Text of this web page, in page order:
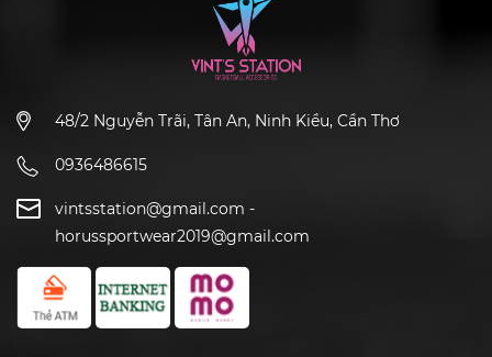
48/2 Nguyễn Trãi, Tân An, Ninh Kiều, Cần Thơ
0936486615
vintsstation@gmail.com -
horussportwear2019@gmail.com